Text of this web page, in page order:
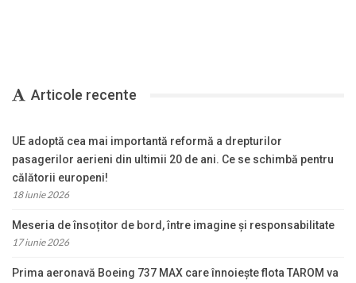
Articole recente
UE adoptă cea mai importantă reformă a drepturilor
pasagerilor aerieni din ultimii 20 de ani. Ce se schimbă pentru
călătorii europeni!
18 iunie 2026
Meseria de însoțitor de bord, între imagine și responsabilitate
17 iunie 2026
Prima aeronavă Boeing 737 MAX care înnoiește flota TAROM va